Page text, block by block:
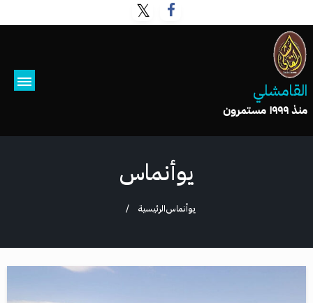
القامشلي
منذ ١٩٩٩ مستمرون
يوأنماس
الرئيسيةيوأنماس